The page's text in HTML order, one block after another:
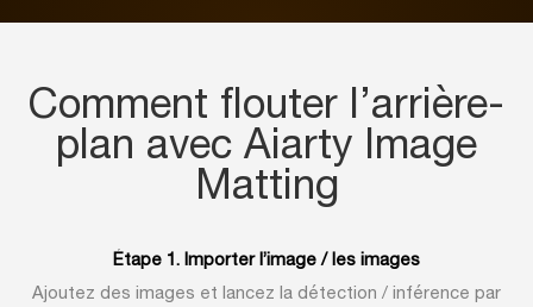
Comment flouter l’arrière-
plan avec Aiarty Image
Matting
Étape 1. Importer l’image / les images
Ajoutez des images et lancez la détection / inférence par